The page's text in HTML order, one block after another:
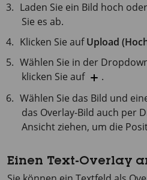
Laden Sie ein Bild hoch
Sie es ab.
Klicken Sie aufUpload
Wählen Sie in der
klicken Sie auf
.
Wählen Sie das Bild und
das Overlay-Bild auch per
Ansicht ziehen, um die
Einen Text-Overlay